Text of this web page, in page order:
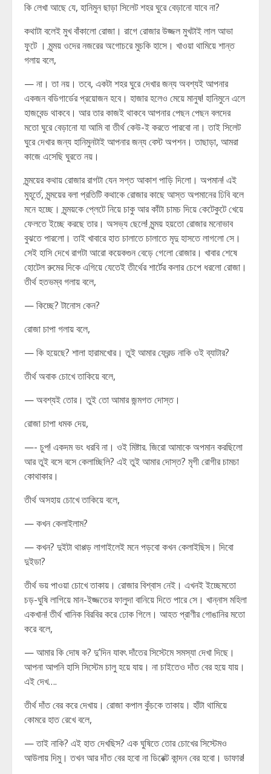
কি লেখা আছে যে, হানিমুন ছাড়া সিলেট শহর ঘুরে বেড়ানো যাবে না?
কথাটা বলেই মুখ বাঁকালো রোজা। রাগে রোজার উজ্জল মুখটাই লাল আভা
ফুটে । মৃন্ময় ওদের নজরের অগোচরে মুচকি হাসে। খাওয়া থামিয়ে শান্ত
গলায় বলে,
— না। তা নয়। তবে, একটা শহর ঘুরে দেখার জন্য অবশ্যই আপনার
একজন বডিগার্ডের প্রয়োজন হবে। হাজার হলেও মেয়ে মানুষ! হানিমুনে এলে
হাজবেন্ড থাকবে। আর তার কাজই থাকবে আপনার পেছন পেছন বলদের
মতো ঘুরে বেড়ানো যা আমি বা তীর্থ কেউ-ই করতে পারবো না। তাই সিলেট
ঘুরে দেখার জন্য হানিমুনটাই আপনার জন্য বেস্ট অপশন। তাছাড়া, আমরা
কাজে এসেছি ঘুরতে নয়।
মৃন্ময়ের কথায় রোজার রাগটা যেন সপ্ত আকাশ পাড়ি দিলো। অপমান! এই
মুহূর্তে, মৃন্ময়ের বলা প্রতিটি কথাকে রোজার কাছে আস্ত অপমানের ঢিবি বলে
মনে হচ্ছে। মৃন্ময়কে প্লেটে নিয়ে চাকু আর কাঁটা চামচ দিয়ে কেটেকুটে খেয়ে
ফেলতে ইচ্ছে করছে তার। অসভ্য ছেলে! মৃন্ময় হয়তো রোজার মনোভাব
বুঝতে পারলো। তাই খাবারে হাত চালাতে চালাতে মৃদু হাসতে লাগলো সে।
সেই হাসি দেখে রাগটা আরো কয়েকগুন বেড়ে গেলো রোজার। খাবার শেষে
হোটেল রুমের দিকে এগিয়ে যেতেই তীর্থের শার্টের কলার চেপে ধরলো রোজা।
তীর্থ হতভম্ব গলায় বলে,
— কিচ্ছে? টানোস কেন?
রোজা চাপা গলায় বলে,
— কি হয়েছে? শালা হারামখোর। তুই আমার ফ্রেন্ড নাকি ওই ব্যাটার?
তীর্থ অবাক চোখে তাকিয়ে বলে,
— অবশ্যই তোর। তুই তো আমার জন্মগত দোস্ত।
রোজা চাপা ধমক দেয়,
—- চুপ! একদম ভং ধরবি না। ওই মিষ্টার. জিরো আমাকে অপমান করছিলো
আর তুই বসে বসে কেলাচ্ছিলি? এই তুই আমার দোস্ত? মৃগী রোগীর চামচা
কোথাকার।
তীর্থ অসহায় চোখে তাকিয়ে বলে,
— কখন কেলাইলাম?
— কখন? দুইটা থাপ্পড় লাগাইলেই মনে পড়বো কখন কেলাইছিস। দিবো
দুইডা?
তীর্থ ভয় পাওয়া চোখে তাকায়। রোজার বিশ্বাস নেই। এখনই ইচ্ছেমতো
চড়-ঘুষি লাগিয়ে মান-ইজ্জতের ফালুদা বানিয়ে দিতে পারে সে। খান্নাস মহিলা
একখান! তীর্থ খানিক বিরবির করে ঢোক গিলে। আহত প্রাণীর গোঙানির মতো
করে বলে,
— আমার কি দোষ ক? দু’দিন যাবৎ দাঁতের সিস্টেমে সমস্যা দেখা দিছে।
আপনা আপনি হাসি সিস্টেম চালু হয়ে যায়। না চাইতেও দাঁত বের হয়ে যায়।
এই দেখ….
তীর্থ দাঁত বের করে দেখায়। রোজা কপাল কুঁচকে তাকায়। হাঁটা থামিয়ে
কোমরে হাত রেখে বলে,
— তাই নাকি? এই হাত দেখছিস? এক ঘুষিতে তোর চোখের সিস্টেমও
আউলায় দিমু। তখন আর দাঁত বের হবো না ডিরেক্ট কান্দন বের হবো। ডাফার!